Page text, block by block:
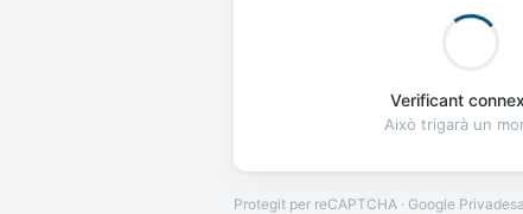
Verificant
Això trigarà un
Protegit per reCAPTCHA · Google Privadesa